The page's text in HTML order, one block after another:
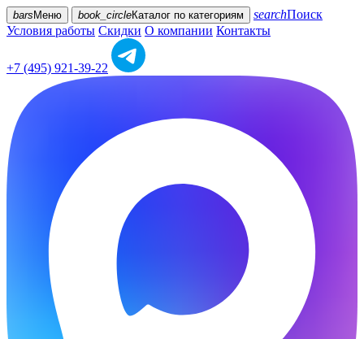
bars Меню book_circleКаталог по категориям searchПоиск
Условия работы Скидки О компании Контакты
+7 (495) 921-39-22